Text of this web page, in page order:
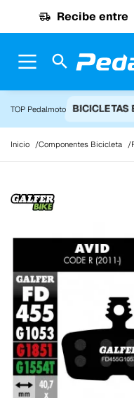
Recibe entre
TOP Pedalmoto BICICLETAS
Inicio Componentes Bicicleta